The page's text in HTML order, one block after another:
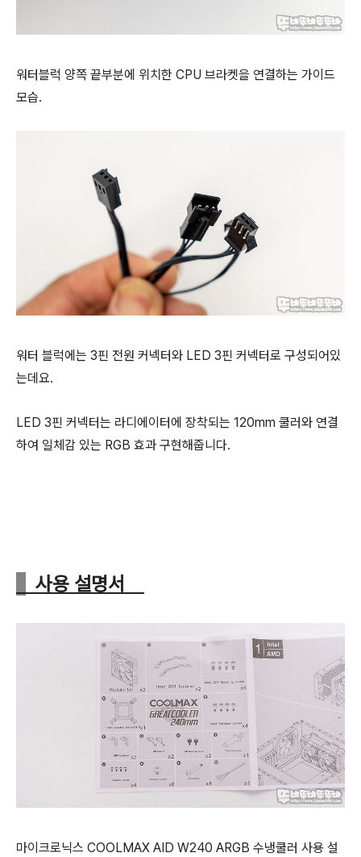
워터블럭 양쪽 끝부분에 위치한 CPU 브라켓을 연결하는 가이드
모습.
워터 블럭에는 3핀 전원 커넥터와 LED 3핀 커넥터로 구성되어있
는데요.
LED 3핀 커넥터는 라디에이터에 장착되는 120mm 쿨러와 연결
하여 일체감 있는 RGB 효과 구현해줍니다.
사용 설명서
마이크로닉스 COOLMAX AID W240 ARGB 수냉쿨러 사용 설